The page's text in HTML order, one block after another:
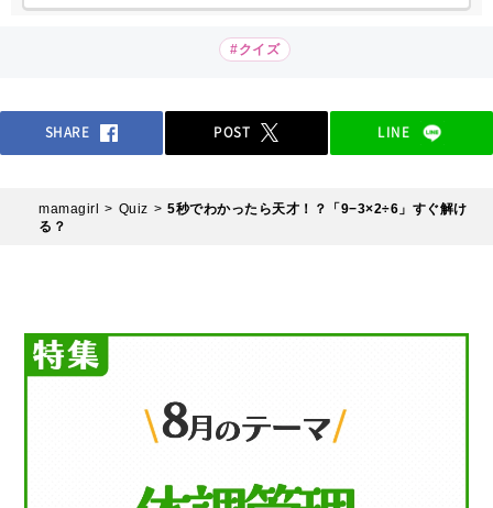
#クイズ
SHARE POST LINE
mamagirl Quiz
5秒でわかったら天才！？「9−3×2÷6」すぐ解け
る？